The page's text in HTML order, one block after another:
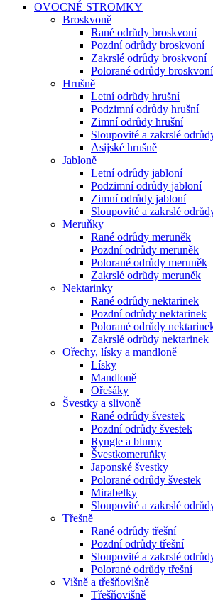
OVOCNÉ STROMKY
Broskvoně
Rané odrůdy broskvoní
Pozdní odrůdy broskvoní
Zakrslé odrůdy broskvoní
Polorané odrůdy broskvoní
Hrušně
Letní odrůdy hrušní
Podzimní odrůdy hrušní
Zimní odrůdy hrušní
Sloupovité a zakrslé
Asijské hrušně
Jabloně
Letní odrůdy jabloní
Podzimní odrůdy jabloní
Zimní odrůdy jabloní
Sloupovité a zakrslé
Meruňky
Rané odrůdy meruněk
Pozdní odrůdy meruněk
Polorané odrůdy meruněk
Zakrslé odrůdy meruněk
Nektarinky
Rané odrůdy nektarinek
Pozdní odrůdy nektarinek
Polorané odrůdy
Zakrslé odrůdy nektarinek
Ořechy, lísky a mandloně
Lísky
Mandloně
Ořešáky
Švestky a slivoně
Rané odrůdy švestek
Pozdní odrůdy švestek
Ryngle a blumy
Švestkomeruňky
Japonské švestky
Polorané odrůdy švestek
Mirabelky
Sloupovité a zakrslé
Třešně
Rané odrůdy třešní
Pozdní odrůdy třešní
Sloupovité a zakrslé
Polorané odrůdy třešní
Višně a třešňovišně
Třešňovišně